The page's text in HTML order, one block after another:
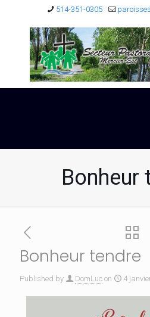
514-351-0305
Bonheur
Bonheur tendre
Published by DomLuc on 4